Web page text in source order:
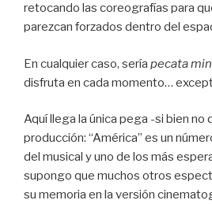
retocando las coreografías para
parezcan forzados dentro del
En cualquier caso, sería pecata
disfruta en cada momento…
Aquí llega la única pega -si bien no
producción: “América” es un
del musical y uno de los más
supongo que muchos otros
su memoria en la versión